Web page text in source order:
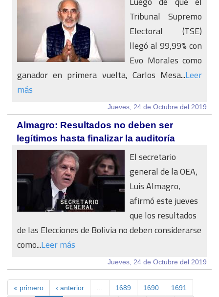
Tribunal Supremo
Electoral (TSE)
llegó al 99,99% con
Evo Morales como
ganador en primera vuelta, Carlos Mesa...Leer
más
Jueves, 24 de Octubre del 2019
Almagro: Resultados no deben ser
legítimos hasta finalizar la auditoría
El secretario
general de la OEA,
Luis Almagro,
afirmó este jueves
que los resultados
de las Elecciones de Bolivia no deben considerarse
como...Leer más
Jueves, 24 de Octubre del 2019
« primero ‹ anterior 1689 1690 1691